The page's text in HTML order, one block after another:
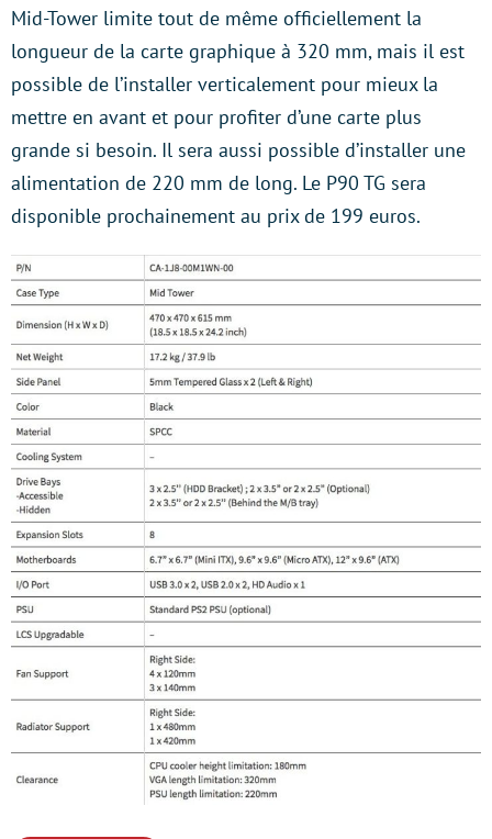
Mid-Tower limite tout de même officiellement la
longueur de la carte graphique à 320 mm, mais il est
possible de l’installer verticalement pour mieux la
mettre en avant et pour profiter d’une carte plus
grande si besoin. Il sera aussi possible d’installer une
alimentation de 220 mm de long. Le P90 TG sera
disponible prochainement au prix de 199 euros.